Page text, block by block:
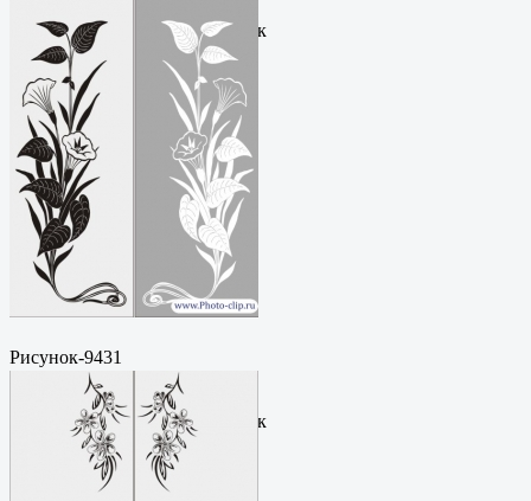
руб.Метки: векторный рисунок
Рисунок-9431
Пескоструйный
рисунокФормат: cdrЦена: 200
руб.Метки: векторный рисунок